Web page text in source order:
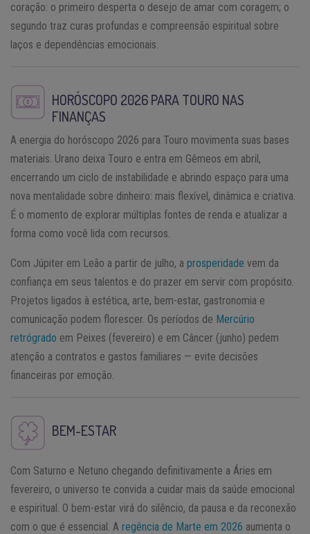
coração: o primeiro desperta o desejo de amar com coragem; o
segundo traz curas profundas e compreensão espiritual sobre
laços e dependências emocionais.
HORÓSCOPO 2026PARATOURO NAS
FINANÇAS
A energia do horóscopo 2026 para Touro movimenta suas bases
materiais. Urano deixa Touro e entra em Gêmeos em abril,
encerrando um ciclo de instabilidade e abrindo espaço para uma
nova mentalidade sobre dinheiro: mais flexível, dinâmica e criativa.
É o momento de explorar múltiplas fontes de renda e atualizar a
forma como você lida com recursos.
Com Júpiter em Leão a partir de julho, a prosperidade vem da
confiança em seus talentos e do prazer em servir com propósito.
Projetos ligados à estética, arte, bem-estar, gastronomia e
comunicação podem florescer. Os períodos de Mercúrio
retrógrado em Peixes (fevereiro) e em Câncer (junho) pedem
atenção a contratos e gastos familiares — evite decisões
financeiras por emoção.
BEM-ESTAR
Com Saturno e Netuno chegando definitivamente a Áries em
fevereiro, o universo te convida a cuidar mais da saúde emocional
e espiritual. O bem-estar virá do silêncio, da pausa e da reconexão
com o que é essencial. A regência de Marte em 2026 aumenta o